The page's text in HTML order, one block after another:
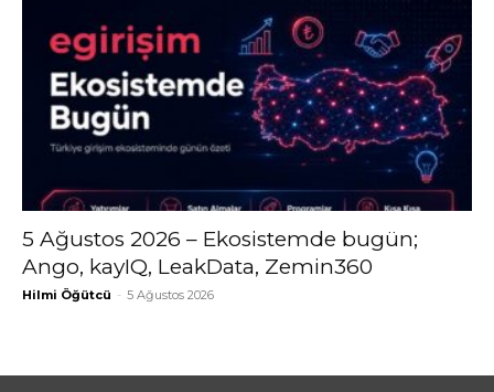
5 Ağustos 2026 – Ekosistemde bugün;
Ango, kayIQ, LeakData, Zemin360
Hilmi Öğütcü - 5 Ağustos 2026